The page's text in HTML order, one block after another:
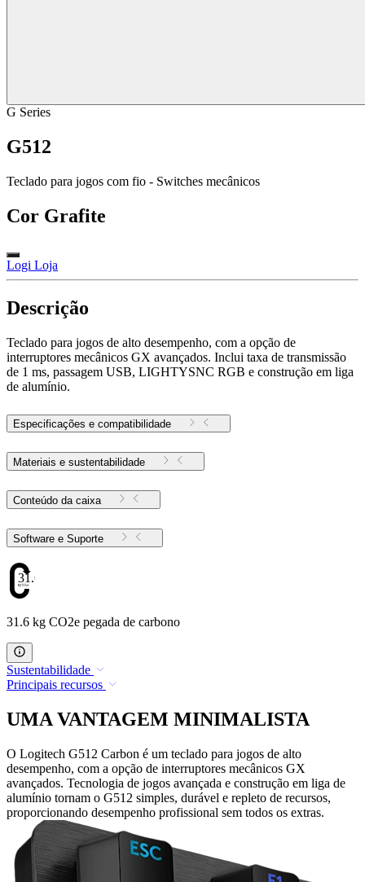
G Series
G512
Teclado para jogos com fio - Switches mecânicos
Cor Grafite
Logi Loja
Descrição
Teclado para jogos de alto desempenho, com a opção de
interruptores mecânicos GX avançados. Inclui taxa de transmissão
de 1 ms, passagem USB, LIGHTYSNC RGB e construção em liga
de alumínio.
Especificações e compatibilidade
Materiais e sustentabilidade
Conteúdo da caixa
Software e Suporte
31.6
31.6 kg CO2e pegada de carbono
Sustentabilidade
Principais recursos
UMA VANTAGEM MINIMALISTA
O Logitech G512 Carbon é um teclado para jogos de alto
desempenho, com a opção de interruptores mecânicos GX
avançados. Tecnologia de jogos avançada e construção em liga de
alumínio tornam o G512 simples, durável e repleto de recursos,
proporcionando desempenho profissional sem todos os extras.